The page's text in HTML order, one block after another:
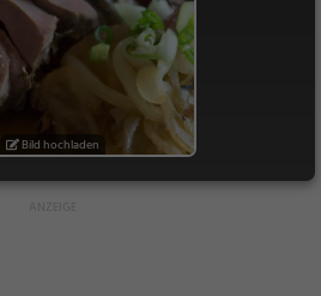
Bild hochladen